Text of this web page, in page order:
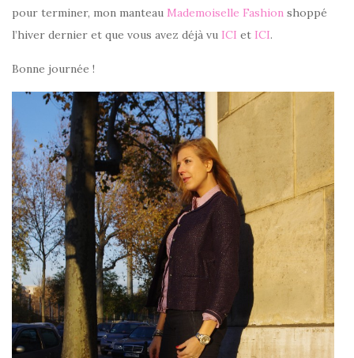
pour terminer, mon manteau Mademoiselle Fashion shoppé
l’hiver dernier et que vous avez déjà vu ICI et ICI.
Bonne journée !